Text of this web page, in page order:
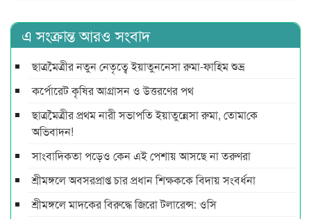
এ সংক্রান্ত আরও সংবাদ
ছাত্রমৈত্রীর নতুন নেতৃত্বে ইয়াতুননেসা রুমা-ফাহিম শুভ্র
কর্পোরেট কৃষির আগ্রাসন ও উত্তরণের পথ
ছাত্রমৈত্রীর প্রথম নারী সভাপ‌তি ইয়াতুন্নেসা রুমা, তোমা‌কে
অ‌ভিবাদন!
সাংবাদিকতা পড়েও কেন এই পেশায় আসছে না তরুণরা
শ্রীমঙ্গলে অবসরপ্রাপ্ত চার প্রধান শিক্ষককে বিদায় সংবর্ধনা
শ্রীমঙ্গলে মাদকের বিরুদ্ধে জিরো টলারেন্স: ওসি